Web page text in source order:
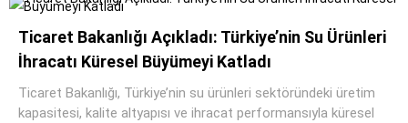
Ticaret Bakanlığı Açıkladı: Türkiye’nin Su Ürünleri
İhracatı Küresel Büyümeyi Katladı
Ticaret Bakanlığı, Türkiye’nin su ürünleri sektöründeki üretim
kapasitesi, kalite altyapısı ve ihracat performansıyla küresel